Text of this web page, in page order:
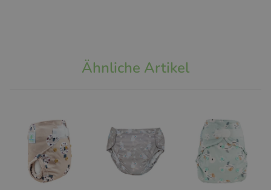
Ähnliche Artikel